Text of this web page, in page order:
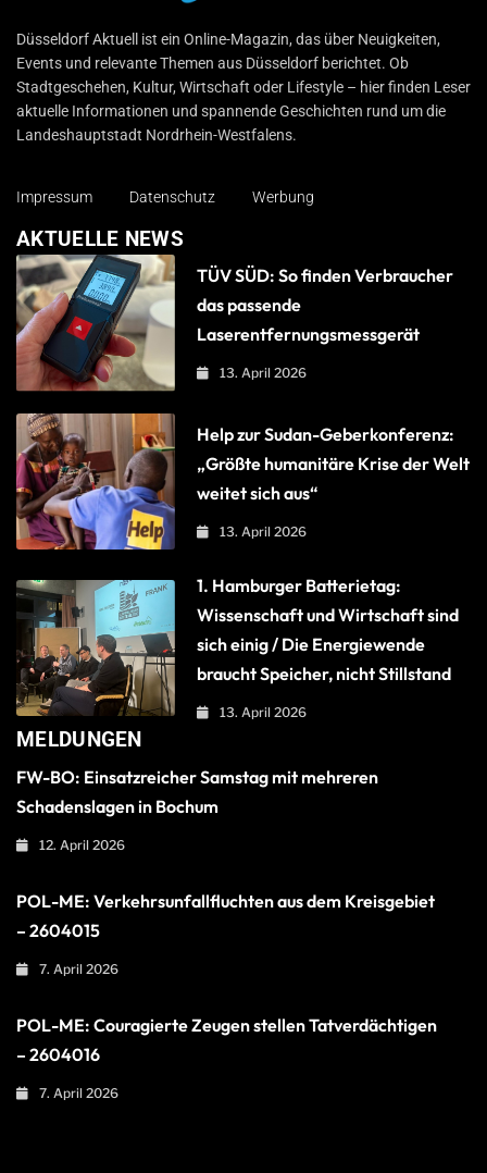
Düsseldorf Aktuell
Düsseldorf Aktuell ist ein Online-Magazin, das über Neuigkeiten,
Events und relevante Themen aus Düsseldorf berichtet. Ob
Stadtgeschehen, Kultur, Wirtschaft oder Lifestyle – hier finden Leser
aktuelle Informationen und spannende Geschichten rund um die
Landeshauptstadt Nordrhein-Westfalens.
Impressum Datenschutz Werbung
AKTUELLE NEWS
TÜV SÜD: So finden Verbraucher
das passende
Laserentfernungsmessgerät
13. April 2026
Help zur Sudan-Geberkonferenz:
„Größte humanitäre Krise der Welt
weitet sich aus“
13. April 2026
1. Hamburger Batterietag:
Wissenschaft und Wirtschaft sind
sich einig / Die Energiewende
braucht Speicher, nicht Stillstand
13. April 2026
MELDUNGEN
FW-BO: Einsatzreicher Samstag mit mehreren
Schadenslagen in Bochum
12. April 2026
POL-ME: Verkehrsunfallfluchten aus dem Kreisgebiet
– 2604015
7. April 2026
POL-ME: Couragierte Zeugen stellen Tatverdächtigen
– 2604016
7. April 2026